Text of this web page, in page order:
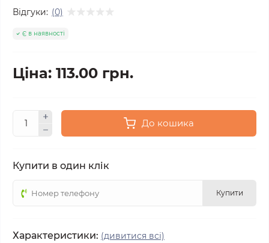
Відгуки: (0)
Є в наявності
Ціна: 113.00 грн.
До кошика
Купити в один клік
Купити
Характеристики: (дивитися всі)